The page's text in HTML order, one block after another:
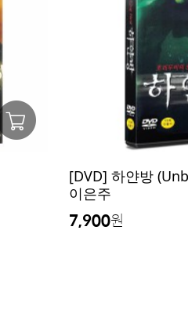
[DVD] 하얀방
이은주
7,900원